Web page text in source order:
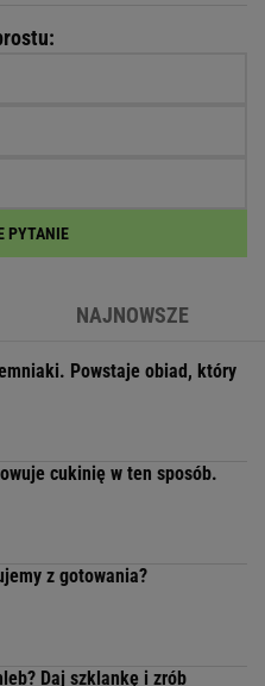
PYTANIE
NAJNOWSZE
Powstaje obiad, który
cukinię w ten sposób.
z gotowania?
Daj szklankę i zrób